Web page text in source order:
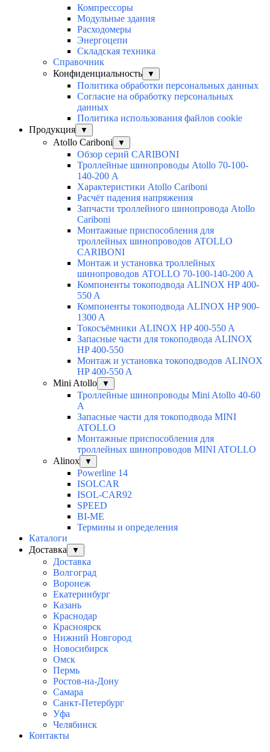
Компрессоры
Модульные здания
Расходомеры
Энергоцепи
Складская техника
Справочник
Конфиденциальность
▼
Политика обработки персональных данных
Согласие на обработку персональных
данных
Политика использования файлов cookie
Продукция
▼
Atollo Cariboni ▼
Обзор серий CARIBONI
Троллейные шинопроводы Atollo 70-100-
140-200 А
Характеристики Atollo Cariboni
Расчёт падения напряжения
Запчасти троллейного шинопровода Atollo
Cariboni
Монтажные приспособления для
троллейных шинопроводов ATOLLO
CARIBONI
Монтаж и установка троллейных
шинопроводов ATOLLO 70-100-140-200 A
Компоненты токоподвода ALINOX HP 400-
550 A
Компоненты токоподвода ALINOX HP 900-
1300 A
Токосъёмники ALINOX HP 400-550 A
Запасные части для токоподвода ALINOX
HP 400-550
Монтаж и установка токоподводов ALINOX
HP 400-550 A
Mini Atollo
▼
Троллейные шинопроводы Mini Atollo 40-60
А
Запасные части для токоподвода MINI
ATOLLO
Монтажные приспособления для
троллейных шинопроводов MINI ATOLLO
Alinox
▼
Powerline 14
ISOLCAR
ISOL-CAR92
SPEED
BI-ME
Термины и определения
Каталоги
Доставка
▼
Доставка
Волгоград
Воронеж
Екатеринбург
Казань
Краснодар
Красноярск
Нижний Новгород
Новосибирск
Омск
Пермь
Ростов-на-Дону
Самара
Санкт-Петербург
Уфа
Челябинск
Контакты